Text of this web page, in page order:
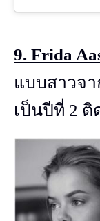
9. Frida
แบบสาวจา
เป็นปีที่ 2